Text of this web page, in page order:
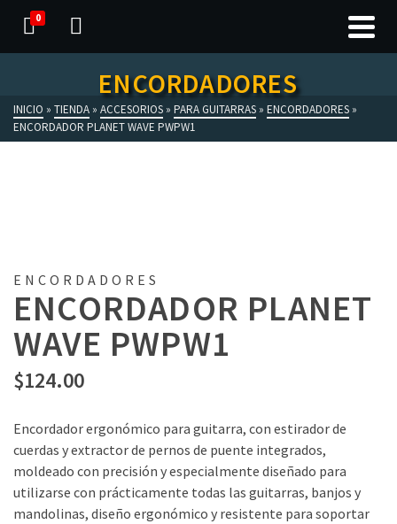
0
ENCORDADORES
INICIO » TIENDA » ACCESORIOS » PARA GUITARRAS » ENCORDADORES »
ENCORDADOR PLANET WAVE PWPW1
ENCORDADORES
ENCORDADOR PLANET
WAVE PWPW1
$124.00
Encordador ergonómico para guitarra, con estirador de
cuerdas y extractor de pernos de puente integrados,
moldeado con precisión y especialmente diseñado para
utilizarse con prácticamente todas las guitarras, banjos y
mandolinas, diseño ergonómico y resistente para soportar